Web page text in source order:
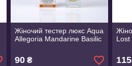
Жіночий тестер люкс Aqua
Allegoria Mandarine Basilic
90₴ 115